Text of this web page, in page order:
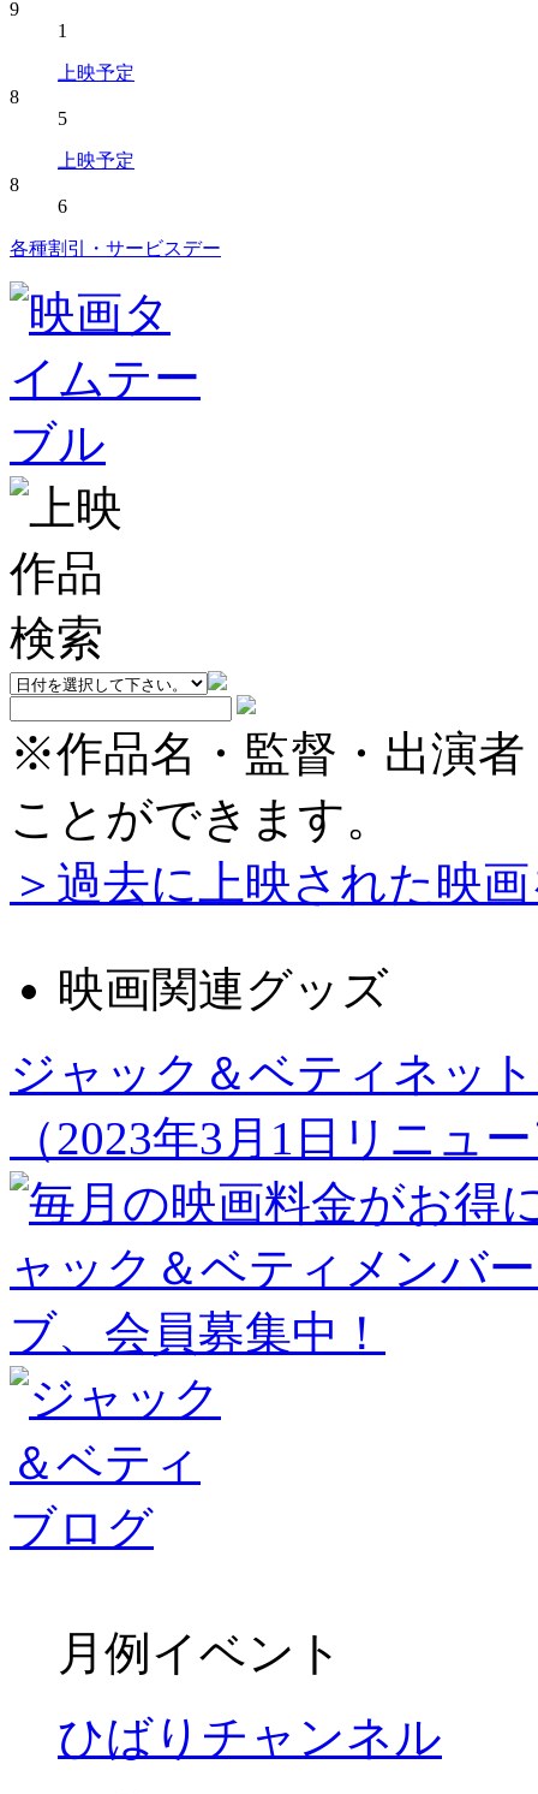
9
1
上映予定
8
5
上映予定
8
6
各種割引・サービスデー
※作品名・監督・出演
ことができます。
＞過去に上映された映
映画関連グッズ
ジャック＆ベティネッ
（2023年3月1日リニュ
月例イベント
ひばりチャンネル